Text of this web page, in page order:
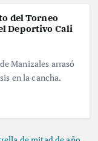
del Torneo
Deportivo Cali
Manizales arrasó
en la cancha.